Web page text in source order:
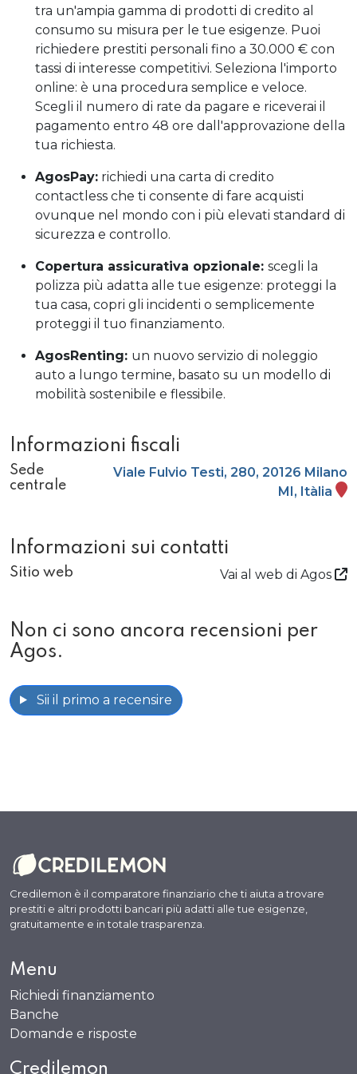
tra un'ampia gamma di prodotti di credito al
consumo su misura per le tue esigenze. Puoi
richiedere prestiti personali fino a 30.000 € con
tassi di interesse competitivi. Seleziona l'importo
online: è una procedura semplice e veloce.
Scegli il numero di rate da pagare e riceverai il
pagamento entro 48 ore dall'approvazione della
tua richiesta.
AgosPay: richiedi una carta di credito
contactless che ti consente di fare acquisti
ovunque nel mondo con i più elevati standard di
sicurezza e controllo.
Copertura assicurativa opzionale: scegli la
polizza più adatta alle tue esigenze: proteggi la
tua casa, copri gli incidenti o semplicemente
proteggi il tuo finanziamento.
AgosRenting: un nuovo servizio di noleggio
auto a lungo termine, basato su un modello di
mobilità sostenibile e flessibile.
Informazioni fiscali
Sede
centrale
Viale Fulvio Testi, 280, 20126 Milano
MI, Itàlia
Informazioni sui contatti
Sitio web Vai al web di Agos
Non ci sono ancora recensioni per
Agos.
Sii il primo a recensire
Credilemon è il comparatore finanziario che ti aiuta a trovare
prestiti e altri prodotti bancari più adatti alle tue esigenze,
gratuitamente e in totale trasparenza.
Menu
Richiedi finanziamento
Banche
Domande e risposte
Credilemon